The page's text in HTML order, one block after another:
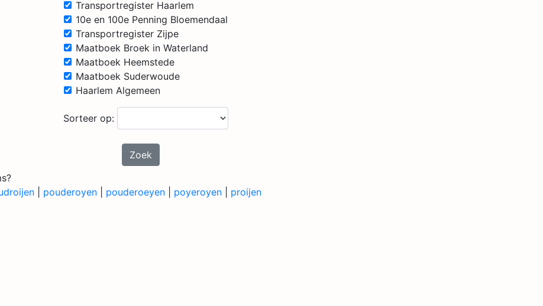
Transportregister Haarlem
10e en 100e Penning Bloemendaal
Transportregister Zijpe
Maatboek Broek in Waterland
Maatboek Heemstede
Maatboek Suderwoude
Haarlem Algemeen
Sorteer op:
Zoek
pouderoyen pouderoeyen poyeroyen proijen